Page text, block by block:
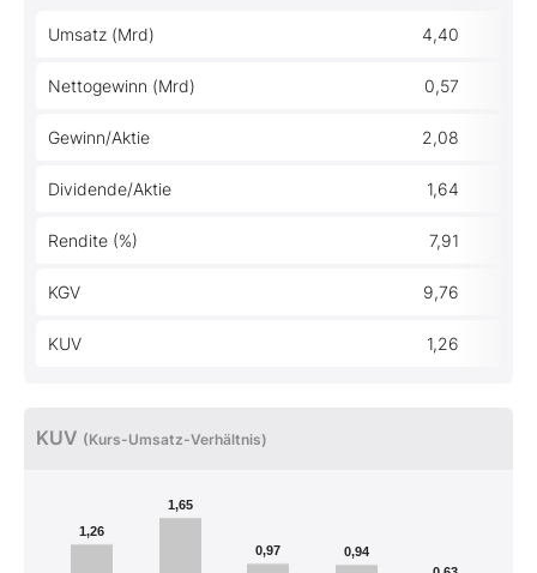
Umsatz (Mrd) 4,40
Nettogewinn (Mrd) 0,57
Gewinn/Aktie 2,08
Dividende/Aktie 1,64
Rendite (%) 7,91
KGV 9,76
KUV 1,26
KUV (Kurs-Umsatz-Verhältnis)
1,26
1,65
0,97
0,94